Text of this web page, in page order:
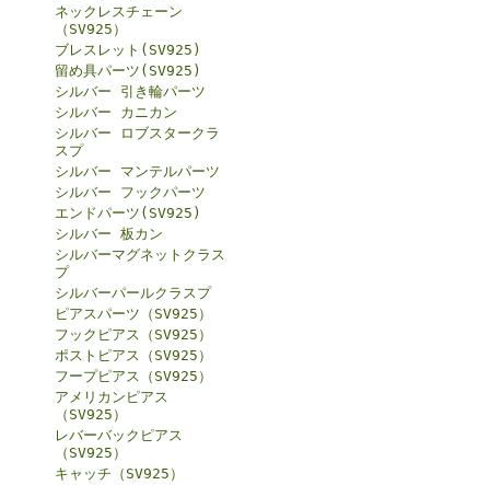
ネックレスチェーン
（SV925）
ブレスレット(SV925)
留め具パーツ(SV925)
シルバー 引き輪パーツ
シルバー カニカン
シルバー ロブスタークラ
スプ
シルバー マンテルパーツ
シルバー フックパーツ
エンドパーツ(SV925)
シルバー 板カン
シルバーマグネットクラス
プ
シルバーパールクラスプ
ピアスパーツ（SV925）
フックピアス（SV925）
ポストピアス（SV925）
フープピアス（SV925）
アメリカンピアス
（SV925）
レバーバックピアス
（SV925）
キャッチ（SV925）